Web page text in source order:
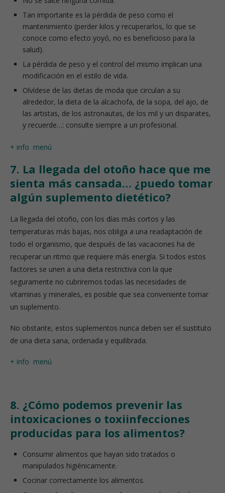
Tan importante es la pérdida de peso como el
mantenimiento (perder kilos y recuperarlos, lo que se
conoce como efecto yoyó, no es beneficioso para la
salud).
La pérdida de peso y el control del mismo implican una
modificación en el estilo de vida.
Olvídese de las dietas de moda que circulan a su
alrededor, la dieta de la alcachofa, de la sopa, del ajo, de
las artistas, de los astronautas, de los mil y un disparates,
y recuerde…: consulte siempre a un profesional.
+ info menú
7. La llegada del otoño hace que me
sienta más cansada… ¿puedo tomar
algún suplemento dietético?
La llegada del otoño, con los días más cortos y las
temperaturas más bajas, nos obliga a una readaptación de
todo el organismo, que después de las vacaciones ha de
recuperar un ritmo que requiere más energía. Si todos estos
factores se unen a una dieta restrictiva con la que
seguramente no cubriremos todas las necesidades de
vitaminas y minerales, es posible que sea conveniente tomar
un suplemento.
No obstante, estos suplementos nunca deben ser el sustituto
de una dieta sana, ordenada y equilibrada.
+ info menú
8. ¿Cómo podemos prevenir las
intoxicaciones o toxiinfecciones
producidas para los alimentos?
Consumir alimentos que hayan sido tratados o
manipulados higiénicamente.
Cocinar correctamente los alimentos.